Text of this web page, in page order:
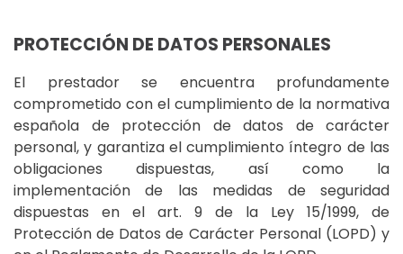
PROTECCIÓN DE DATOS PERSONALES
El prestador se encuentra profundamente
comprometido con el cumplimiento de la normativa
española de protección de datos de carácter
personal, y garantiza el cumplimiento íntegro de las
obligaciones dispuestas, así como la
implementación de las medidas de seguridad
dispuestas en el art. 9 de la Ley 15/1999, de
Protección de Datos de Carácter Personal (LOPD) y